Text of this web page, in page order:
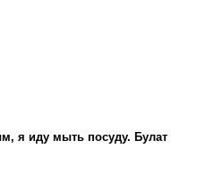
я иду мыть посуду. Булат